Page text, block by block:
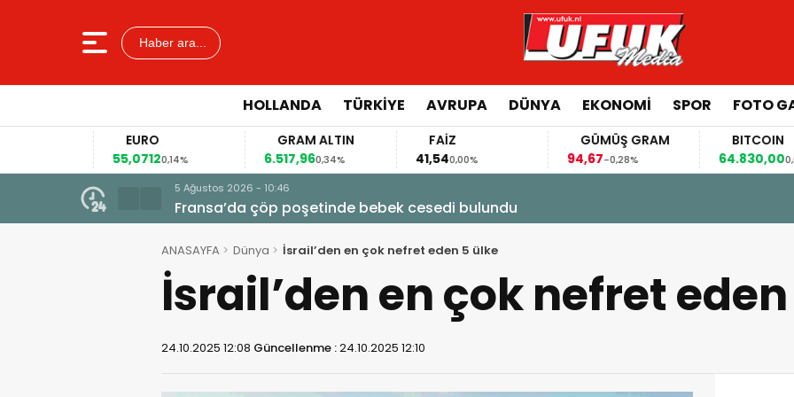
Haber ara...
HOLLANDA TÜRKIYE AVRUPA DÜNYA EKONOMI SPOR FOTO
EURO
55,07120,14%
GRAM ALTIN
6.517,960,34%
FAİZ
41,54
0,00%
GÜMÜŞ GRAM
94,67-0,28%
BITCOIN
64.830,000,07%
5 Ağustos 2026 - 10:46
Fransa’da çöp poşetinde bebek cesedi bulundu
ANASAYFA Dünya İsrail’den en çok nefret eden 5 ülke
İsrail’den en çok nefret
24.10.2025 12:08 Güncellenme :24.10.2025 12:10